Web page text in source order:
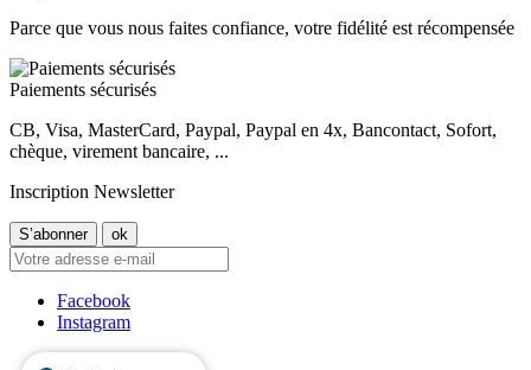
Parce que vous nous faites confiance, votre fidélité est récompensée
Paiements sécurisés
CB, Visa, MasterCard, Paypal, Paypal en 4x, Bancontact, Sofort,
chèque, virement bancaire, ...
Inscription Newsletter
Facebook
Instagram